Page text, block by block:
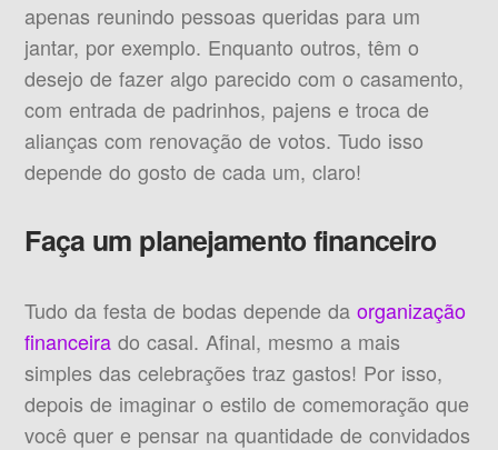
apenas reunindo pessoas queridas para um
jantar, por exemplo. Enquanto outros, têm o
desejo de fazer algo parecido com o casamento,
com entrada de padrinhos, pajens e troca de
alianças com renovação de votos. Tudo isso
depende do gosto de cada um, claro!
Faça um planejamento financeiro
Tudo da festa de bodas depende daorganização
financeira do casal. Afinal, mesmo a mais
simples das celebrações traz gastos! Por isso,
depois de imaginar o estilo de comemoração que
você quer e pensar na quantidade de convidados